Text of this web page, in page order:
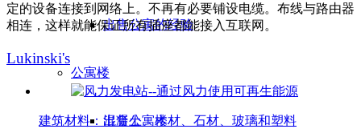
出售公寓的经验
公寓楼
出售公寓楼
定的设备连接到网络上。不再有必要铺设电缆。布线与路由器
相连，这样就能保证所有插座都能接入互联网。
Lukinski's
建筑材料：混凝土、木材、石材、玻璃和塑料